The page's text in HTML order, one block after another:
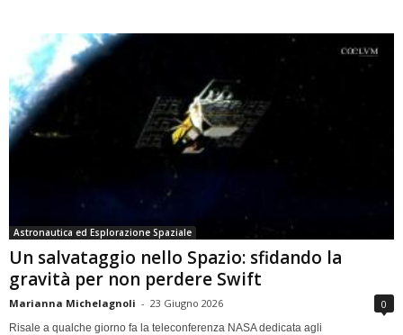
Astronautica ed Esplorazione Spaziale
Un salvataggio nello Spazio: sfidando la
gravità per non perdere Swift
Marianna Michelagnoli - 23 Giugno 2026 0
Risale a qualche giorno fa la teleconferenza NASA dedicata agli